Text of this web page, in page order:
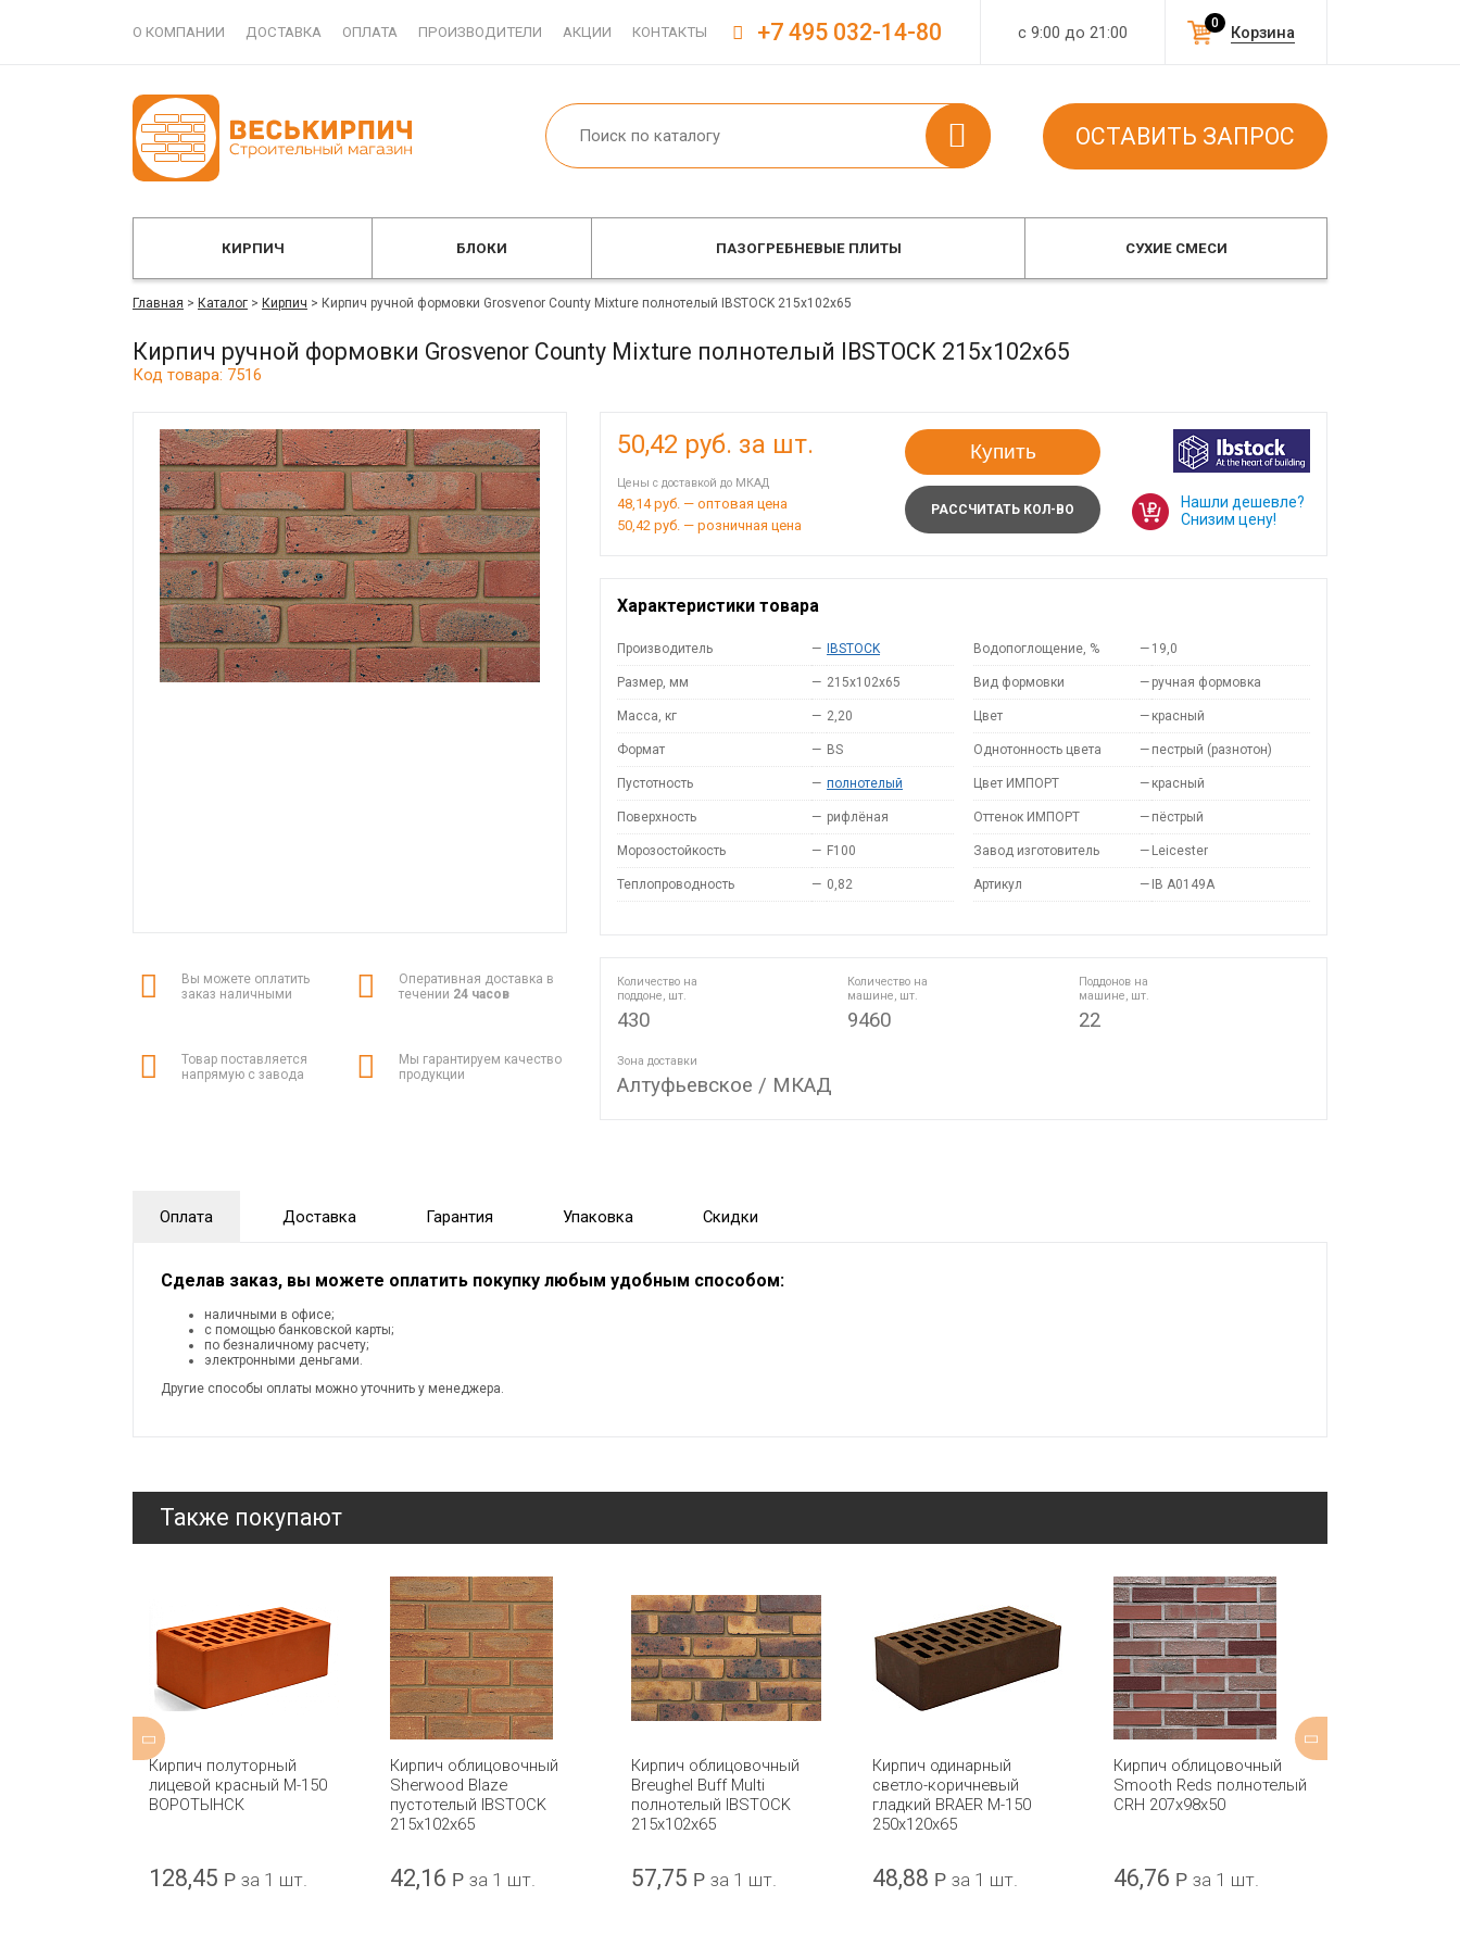
О КОМПАНИИ ДОСТАВКА ОПЛАТА ПРОИЗВОДИТЕЛИ АКЦИИ КОНТАКТЫ с 9:00 до 21:00 Корзина
0
+7 495 032-14-80
ОСТАВИТЬ ЗАПРОС
КИРПИЧ БЛОКИ ПАЗОГРЕБНЕВЫЕ ПЛИТЫ СУХИЕ СМЕСИ
Главная > Каталог > Кирпич > Кирпич ручной формовки Grosvenor County Mixture полнотелый IBSTOCK 215x102x65
Кирпич ручной формовки Grosvenor County Mixture полнотелый IBSTOCK 215x102x65
Код товара: 7516
Вы можете оплатить
заказ наличными
Оперативная доставка в
течении 24 часов
Товар поставляется
напрямую с завода
Мы гарантируем качество
продукции
50,42 руб. за шт.
Цены с доставкой до МКАД
48,14 руб. — оптовая цена
50,42 руб. — розничная цена
Купить
РАССЧИТАТЬ КОЛ-ВО
Нашли дешевле?
Снизим цену!
Характеристики товара
Производитель — IBSTOCK
Размер, мм — 215x102x65
Масса, кг — 2,20
Формат — BS
Пустотность — полнотелый
Поверхность — рифлёная
Морозостойкость — F100
Теплопроводность — 0,82
Водопоглощение, % — 19,0
Вид формовки — ручная формовка
Цвет — красный
Однотонность цвета — пестрый (разнотон)
Цвет ИМПОРТ — красный
Оттенок ИМПОРТ — пёстрый
Завод изготовитель — Leicester
Артикул — IB A0149A
Количество на
поддоне, шт.
430
Количество на
машине, шт.
9460
Поддонов на
машине, шт.
22
Зона доставки
Алтуфьевское / МКАД
Оплата Доставка Гарантия Упаковка Скидки
Сделав заказ, вы можете оплатить покупку любым удобным способом:
наличными в офисе;
с помощью банковской карты;
по безналичному расчету;
электронными деньгами.
Другие способы оплаты можно уточнить у менеджера.
Также покупают
Кирпич полуторный
лицевой красный М-150
ВОРОТЫНСК
128,45 Р за 1 шт.
Кирпич облицовочный
Sherwood Blaze
пустотелый IBSTOCK
215x102x65
42,16 Р за 1 шт.
Кирпич облицовочный
Breughel Buff Multi
полнотелый IBSTOCK
215x102x65
57,75 Р за 1 шт.
Кирпич одинарный
светло-коричневый
гладкий BRAER М-150
250x120x65
48,88 Р за 1 шт.
Кирпич облицовочный
Smooth Reds полнотелый
CRH 207x98x50
46,76 Р за 1 шт.